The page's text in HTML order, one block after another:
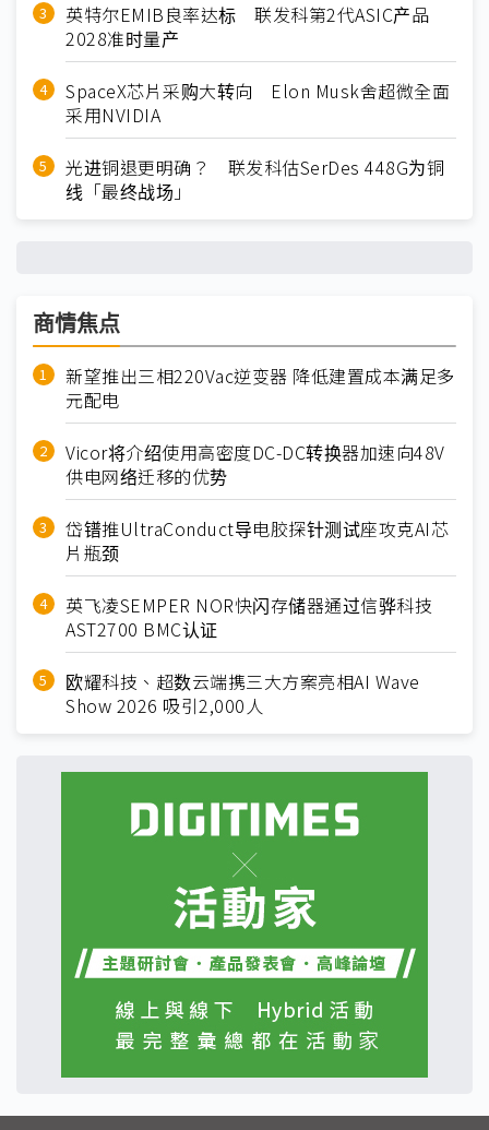
英特尔EMIB良率达标 联发科第2代ASIC产品
2028准时量产
SpaceX芯片采购大转向 Elon Musk舍超微全面
采用NVIDIA
光进铜退更明确？ 联发科估SerDes 448G为铜
线「最终战场」
商情焦点
新望推出三相220Vac逆变器 降低建置成本满足多
元配电
Vicor将介绍使用高密度DC-DC转换器加速向48V
供电网络迁移的优势
岱镨推UltraConduct导电胶探针测试座攻克AI芯
片瓶颈
英飞凌SEMPER NOR快闪存储器通过信骅科技
AST2700 BMC认证
欧耀科技、超数云端携三大方案亮相AI Wave
Show 2026 吸引2,000人